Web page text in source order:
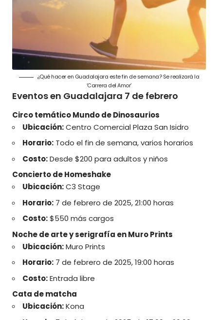
¿Qué hacer en Guadalajara este fin de semana? Se realizará la
‘Carrera del Amor’
Eventos en Guadalajara 7 de febrero
Circo temático Mundo de Dinosaurios
Ubicación:Centro Comercial Plaza San Isidro
Horario: Todo el fin de semana, varios horarios
Costo:Desde $200 para adultos y niños
Concierto de Homeshake
Ubicación:C3 Stage
Horario: 7 de febrero de 2025, 21:00 horas
Costo:$550 más cargos
Noche de arte y serigrafía en Muro Prints
Ubicación:Muro Prints
Horario: 7 de febrero de 2025, 19:00 horas
Costo:Entrada libre
Cata de matcha
Ubicación:Kona